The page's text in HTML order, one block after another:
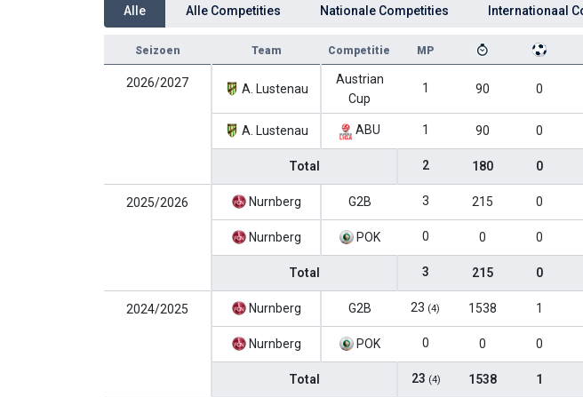
Alle Alle Competities Nationale Competities Internationaal
Seizoen Team Competitie MP
2026/2027 A. Lustenau
Austrian
Cup
1 90 0
A. Lustenau ABU 1 90 0
Total 2 180 0
2025/2026 Nurnberg G2B 3 215 0
Nurnberg POK 0 0 0
Total 3 215 0
2024/2025 Nurnberg G2B 23 (4) 1538 1
Nurnberg POK 0 0 0
Total 23 (4) 1538 1